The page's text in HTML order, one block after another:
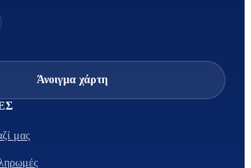
Άνοιγμα χάρτη
μας